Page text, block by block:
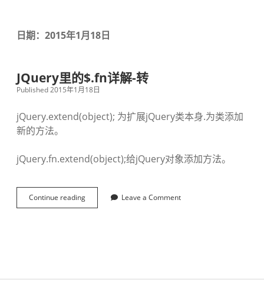
日期：2015年1月18日
JQuery里的$.fn详解-转
Published 2015年1月18日
jQuery.extend(object); 为扩展jQuery类本身.为类添加
新的方法。
jQuery.fn.extend(object);给jQuery对象添加方法。
Continue reading
Q
$
Leave a Comment